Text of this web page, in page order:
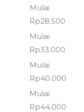
Mulai
Rp28.500
Mulai
Rp33.000
Mulai
Rp40.000
Mulai
Rp44.000